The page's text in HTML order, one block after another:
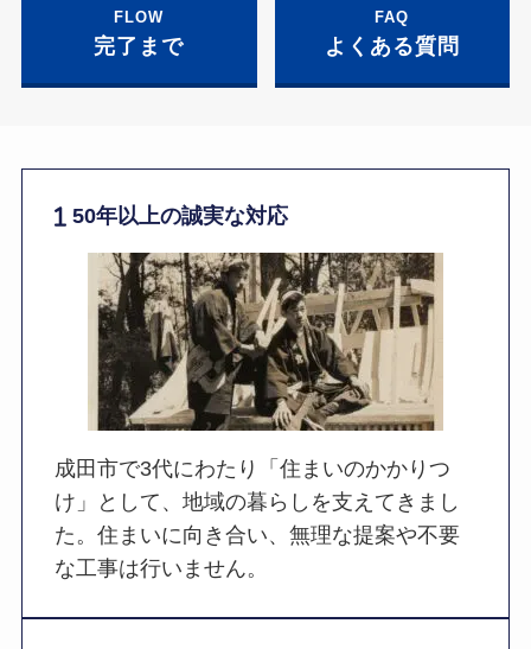
FLOW
完了まで
FAQ
よくある質問
50年以上の誠実な対応
成田市で3代にわたり「住まいのかかりつ
け」として、地域の暮らしを支えてきまし
た。住まいに向き合い、無理な提案や不要
な工事は行いません。